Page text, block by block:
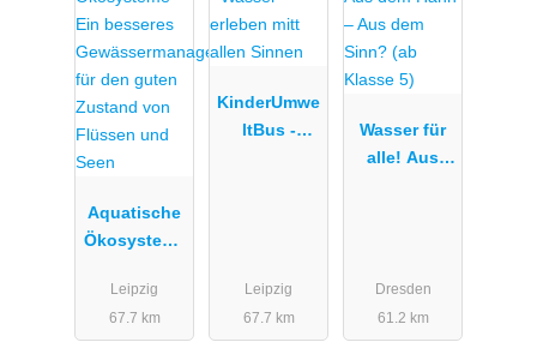
Aquatische
Ökosysteme
besseres
Gewässerma
Leipzig
67.7 km
KinderUmwe
ltBus -
Leipzig
67.7 km
Wasser für
alle! Aus
Dresden
61.2 km